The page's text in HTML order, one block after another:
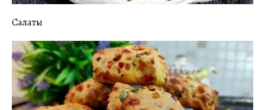
Салаты